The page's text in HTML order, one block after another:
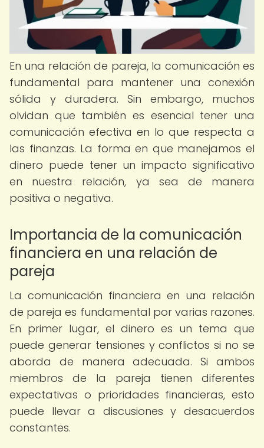
En una relación de pareja, la comunicación es
fundamental para mantener una conexión
sólida y duradera. Sin embargo, muchos
olvidan que también es esencial tener una
comunicación efectiva en lo que respecta a
las finanzas. La forma en que manejamos el
dinero puede tener un impacto significativo
en nuestra relación, ya sea de manera
positiva o negativa.
Importancia de la comunicación
financiera en una relación de
pareja
La comunicación financiera en una relación
de pareja es fundamental por varias razones.
En primer lugar, el dinero es un tema que
puede generar tensiones y conflictos si no se
aborda de manera adecuada. Si ambos
miembros de la pareja tienen diferentes
expectativas o prioridades financieras, esto
puede llevar a discusiones y desacuerdos
constantes.